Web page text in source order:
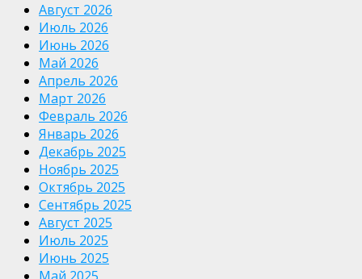
Август 2026
Июль 2026
Июнь 2026
Май 2026
Апрель 2026
Март 2026
Февраль 2026
Январь 2026
Декабрь 2025
Ноябрь 2025
Октябрь 2025
Сентябрь 2025
Август 2025
Июль 2025
Июнь 2025